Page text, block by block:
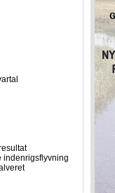
indenrigsflyvning